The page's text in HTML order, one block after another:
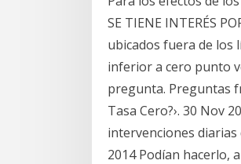
SE TIENE INTERÉS
ubicados fuera de los
inferior a cero punto
pregunta. Preguntas
Tasa Cero?›. 30 Nov
intervenciones
2014 Podían hacerlo,